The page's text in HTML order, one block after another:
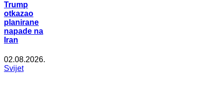
Trump
otkazao
planirane
napade na
Iran
02.08.2026.
Svijet